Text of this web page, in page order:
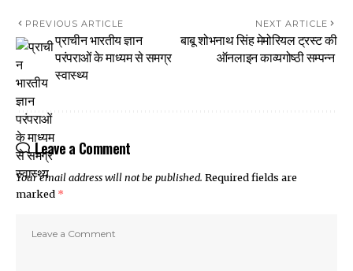
PREVIOUS ARTICLE
प्राचीन भारतीय ज्ञान
परंपराओं के माध्यम से समग्र
स्वास्थ्य
NEXT ARTICLE
बाबू शोभनाथ सिंह मेमोरियल ट्रस्ट की
ऑनलाइन काव्यगोष्ठी सम्पन्न
Leave a Comment
Your email address will not be published. Required fields are
marked *